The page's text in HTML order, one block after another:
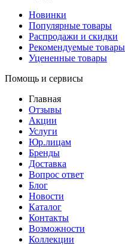
Новинки
Популярные товары
Распродажи и скидки
Рекомендуемые товары
Уцененные товары
Помощь и сервисы
Главная
Отзывы
Акции
Услуги
Юр.лицам
Бренды
Доставка
Вопрос ответ
Блог
Новости
Каталог
Контакты
Возможности
Коллекции